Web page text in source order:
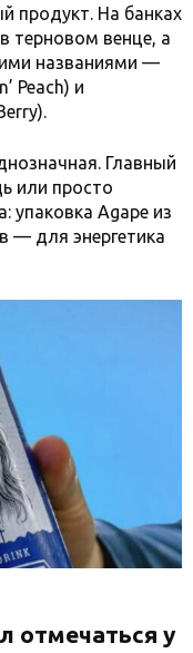
продукт. На банках
терновом венце, а
названиями —
Peach) и
Главный
или просто
упаковка Agape из
— для энергетика
отмечаться у